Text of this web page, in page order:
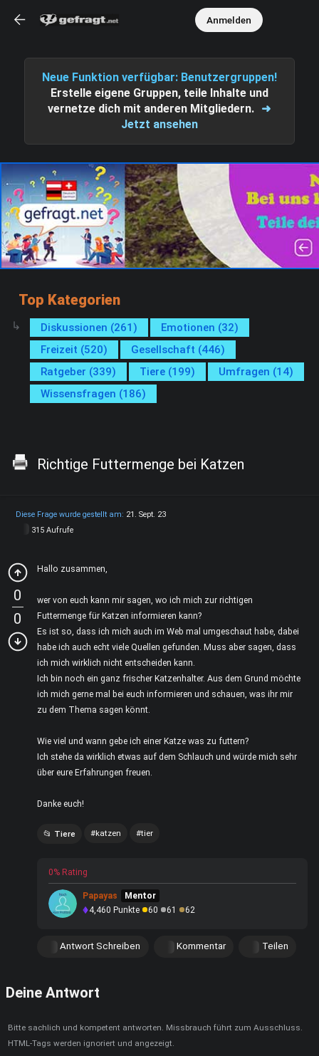
Neue Funktion verfügbar: Benutzergruppen!
Erstelle eigene Gruppen, teile Inhalte und
vernetze dich mit anderen Mitgliedern. ➜
Jetzt ansehen
Anmelden
Top Kategorien
Diskussionen (261)
Emotionen (32)
Freizeit (520)
Gesellschaft (446)
Ratgeber (339)
Tiere (199)
Umfragen (14)
Wissensfragen (186)
Richtige Futtermenge bei Katzen
Diese Frage wurde gestellt am: 21. Sept. 23
315 Aufrufe
0
0
Hallo zusammen,
wer von euch kann mir sagen, wo ich mich zur richtigen
Futtermenge für Katzen informieren kann?
Es ist so, dass ich mich auch im Web mal umgeschaut habe, dabei
habe ich auch echt viele Quellen gefunden. Muss aber sagen, dass
ich mich wirklich nicht entscheiden kann.
Ich bin noch ein ganz frischer Katzenhalter. Aus dem Grund möchte
ich mich gerne mal bei euch informieren und schauen, was ihr mir
zu dem Thema sagen könnt.
Wie viel und wann gebe ich einer Katze was zu futtern?
Ich stehe da wirklich etwas auf dem Schlauch und würde mich sehr
über eure Erfahrungen freuen.
Danke euch!
Tiere katzen tier
0% Rating
Papayas
Mentor
4,460 Punkte 60 61 62
Antwort Schreiben Kommentar Teilen
Deine Antwort
Bitte sachlich und kompetent antworten. Missbrauch führt zum Ausschluss.
HTML-Tags werden ignoriert und angezeigt.